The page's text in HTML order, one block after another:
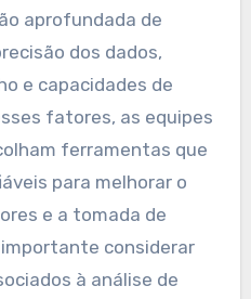
aprofundada de
dos dados,
e capacidades de
fatores, as equipes
ferramentas que
para melhorar o
e a tomada de
considerar
à análise de